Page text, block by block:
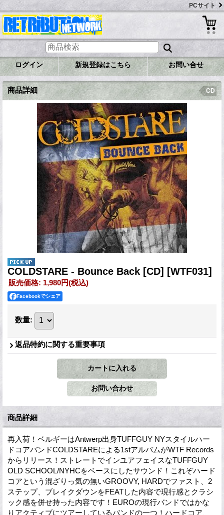
PCサイト
ログイン 新規登録はこちら お問い合せ
商品詳細 CD
COLDSTARE - Bounce Back [CD] [WTF031]
販売価格: 1,980円(税込)
Facebookでシェア
数量:
返品特約に関する重要事項
商品詳細
再入荷！ベルギーはAntwerp出身TUFFGUY NYスタイルハー
ドコアバンドCOLDSTAREによる1stアルバムがWTF Records
からリリース！ストレートでインユアフェイスなTUFFGUY
OLD SCHOOL/NYHCをベースにしたサウンド！これぞハード
コアという混ざりっ気の無いGROOVY, HARDでファスト、2
ステップ、ブレイクダウンをFEATした内容で現行感とクラシ
ック感を併せ持った内容です！EUROの現行バンドではかな
りアクティブにツアーしているバンドの一つ！ハードコア、